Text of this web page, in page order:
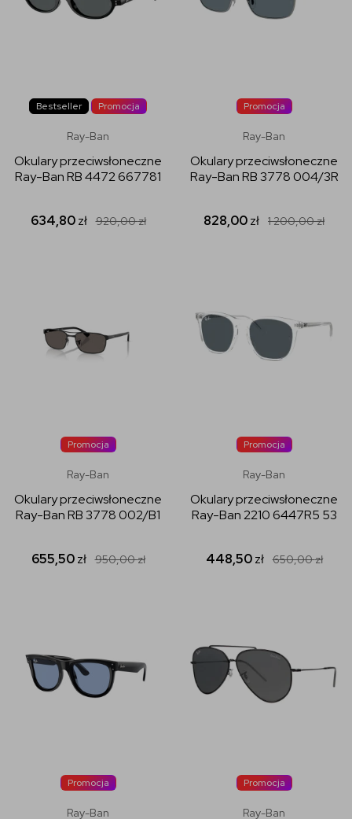
Bestseller Promocja
Ray-Ban
Okulary przeciwsłoneczne
Ray-Ban RB 4472 667781
634,80zł 920,00zł
Promocja
Ray-Ban
Okulary przeciwsłoneczne
Ray-Ban RB 3778 004/3R
828,00zł 1 200,00zł
Promocja
Ray-Ban
Okulary przeciwsłoneczne
Ray-Ban RB 3778 002/B1
655,50zł 950,00zł
Promocja
Ray-Ban
Okulary przeciwsłoneczne
Ray-Ban 2210 6447R5 53
448,50zł 650,00zł
Promocja
Ray-Ban
Promocja
Ray-Ban